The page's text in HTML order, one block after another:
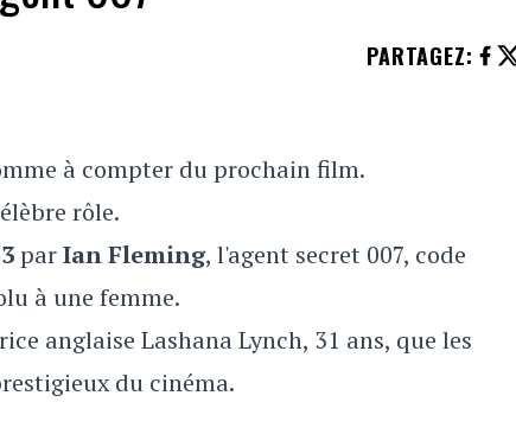
PARTAGEZ:
à compter du prochain film.
rôle.
parIan Fleming, l'agent secret 007, code
à une femme.
anglaise Lashana Lynch, 31 ans, que les
du cinéma.